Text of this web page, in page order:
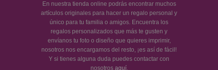
En nuestra tienda online podrás encontrar muchos
artículos originales para hacer un regalo personal y
único para tu familia o amigos. Encuentra los
regalos personalizados que más te gusten y
envíanos tu foto o diseño que quieres imprimir,
nosotros nos encargamos del resto, ¡es así de fácil!
Y si tienes alguna duda puedes contactar con
nosotros aquí.